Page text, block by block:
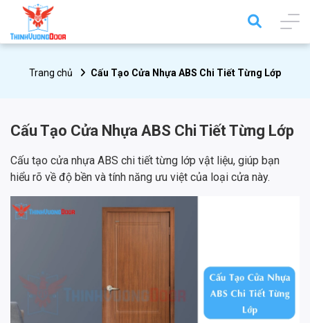
Trang chủ Cấu Tạo Cửa Nhựa ABS Chi Tiết Từng Lớp
Cấu Tạo Cửa Nhựa ABS Chi Tiết Từng Lớp
Cấu tạo cửa nhựa ABS chi tiết từng lớp vật liệu, giúp bạn
hiểu rõ về độ bền và tính năng ưu việt của loại cửa này.